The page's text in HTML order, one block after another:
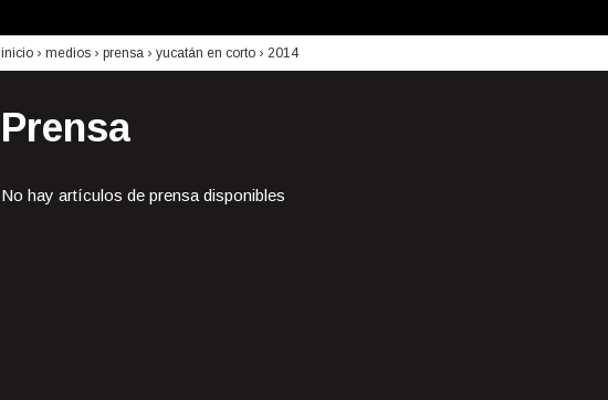
inicio › medios › prensa › yucatán en corto › 2014
Prensa
No hay artículos de prensa disponibles